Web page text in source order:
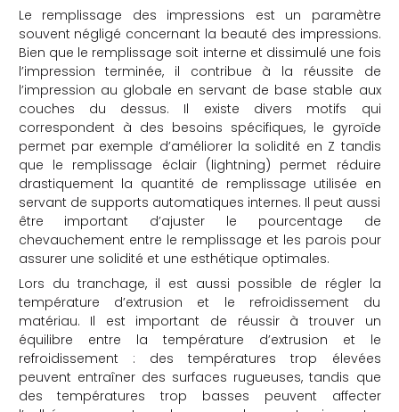
Le remplissage des impressions est un paramètre
souvent négligé concernant la beauté des impressions.
Bien que le remplissage soit interne et dissimulé une fois
l’impression terminée, il contribue à la réussite de
l’impression au globale en servant de base stable aux
couches du dessus. Il existe divers motifs qui
correspondent à des besoins spécifiques, le gyroïde
permet par exemple d’améliorer la solidité en Z tandis
que le remplissage éclair (lightning) permet réduire
drastiquement la quantité de remplissage utilisée en
servant de supports automatiques internes. Il peut aussi
être important d’ajuster le pourcentage de
chevauchement entre le remplissage et les parois pour
assurer une solidité et une esthétique optimales.
Lors du tranchage, il est aussi possible de régler la
température d’extrusion et le refroidissement du
matériau. Il est important de réussir à trouver un
équilibre entre la température d’extrusion et le
refroidissement : des températures trop élevées
peuvent entraîner des surfaces rugueuses, tandis que
des températures trop basses peuvent affecter